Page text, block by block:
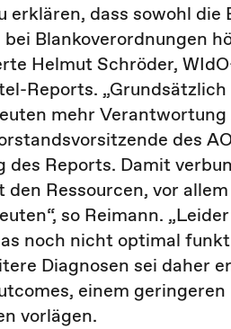
erklären, dass sowohl
Blankoverordnungen
Helmut Schröder,
Reports.
mehr
des
des Reports. Damit
Ressourcen, vor
so Reimann.
noch nicht optimal
Diagnosen sei daher
einem
vorlägen.